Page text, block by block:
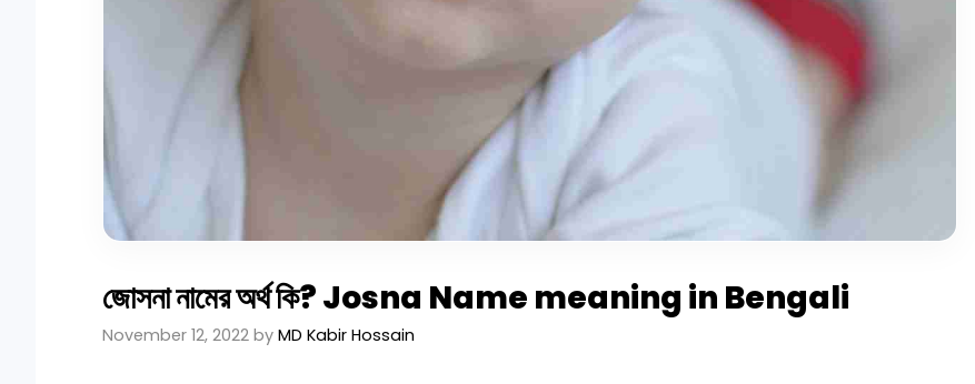
জোসনা নামের অর্থ কি? Josna Name meaning in Bengali
November 12, 2022 by MD Kabir Hossain